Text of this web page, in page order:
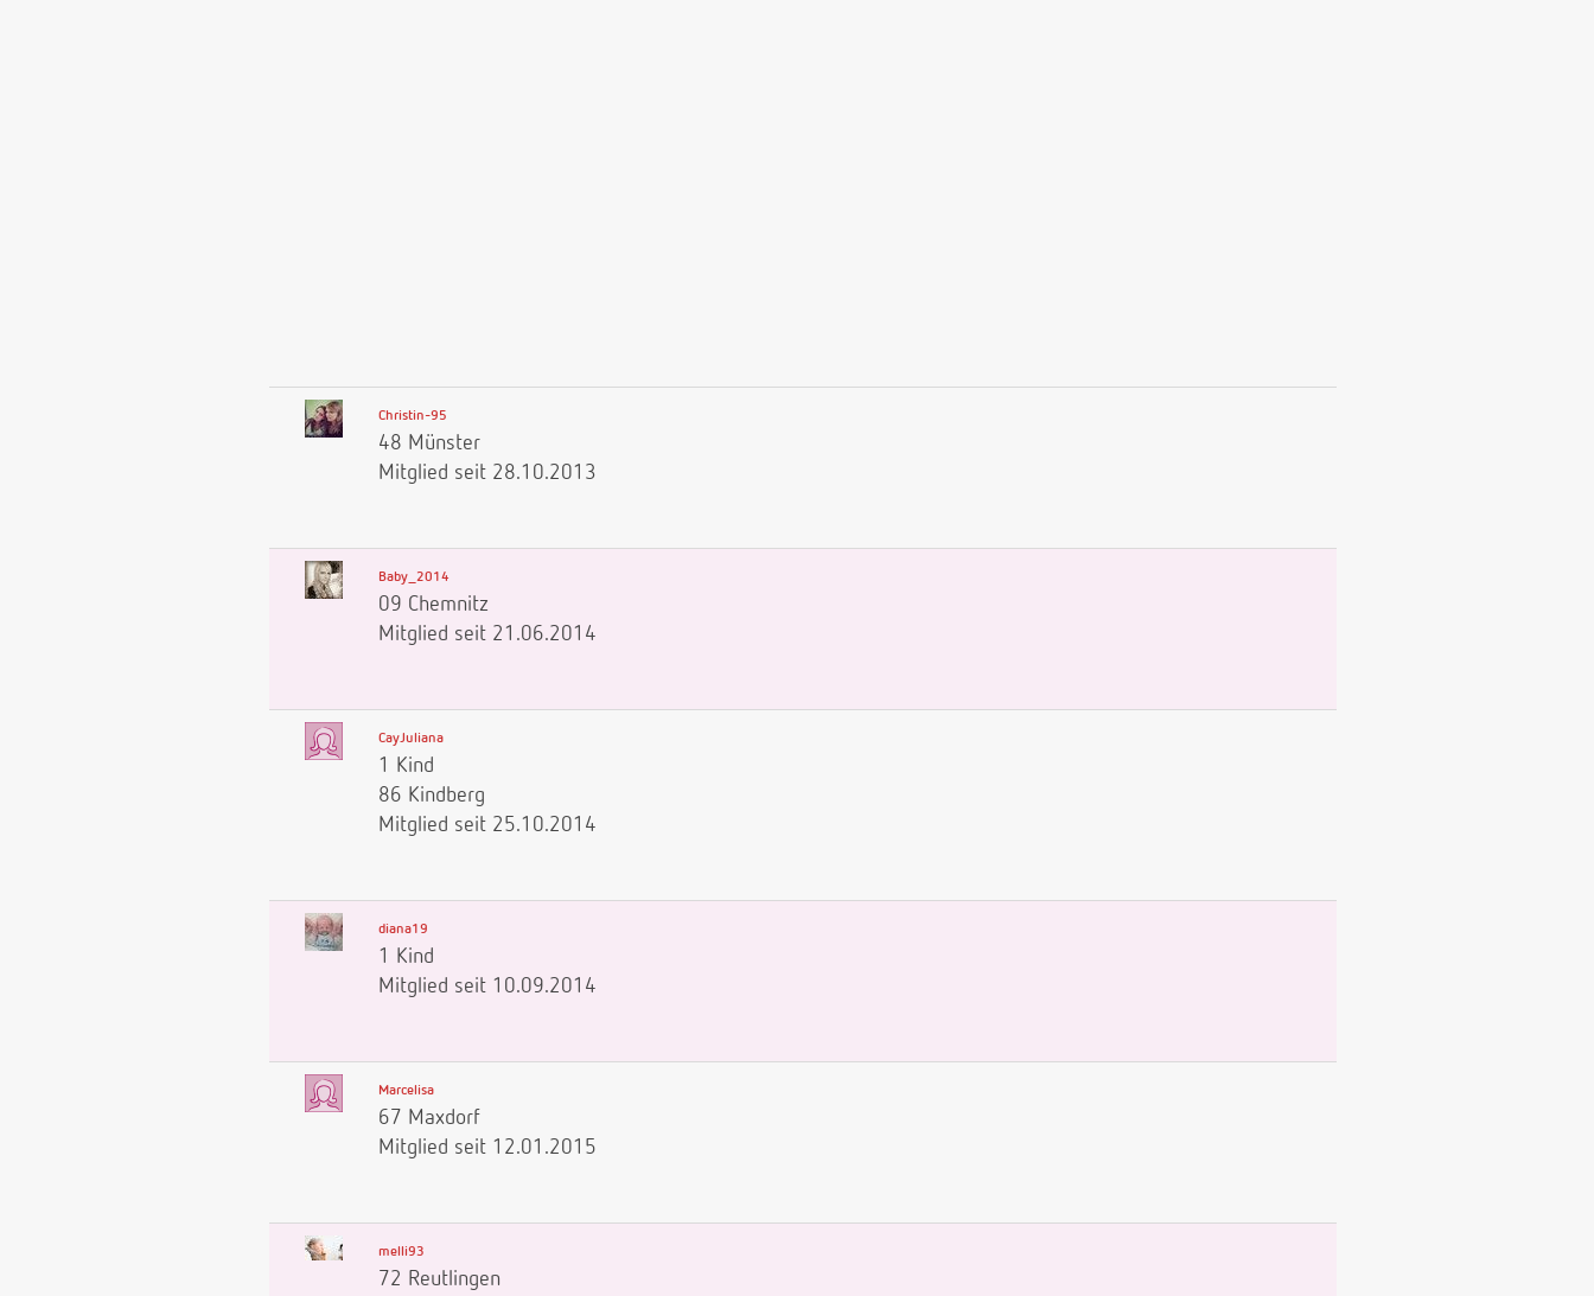
Christin-95
48 Münster
Mitglied seit 28.10.2013
Baby_2014
09 Chemnitz
Mitglied seit 21.06.2014
CayJuliana
1 Kind
86 Kindberg
Mitglied seit 25.10.2014
diana19
1 Kind
Mitglied seit 10.09.2014
Marcelisa
67 Maxdorf
Mitglied seit 12.01.2015
melli93
72 Reutlingen